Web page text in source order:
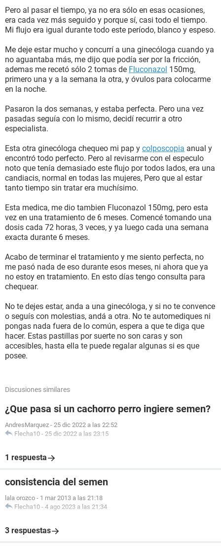
Pero al pasar el tiempo, ya no era sólo en esas ocasiones,
era cada vez más seguido y porque sí, casi todo el tiempo.
Mi flujo era igual durante todo este período, blanco y espeso.
Me deje estar mucho y concurrí a una ginecóloga cuando ya
no aguantaba más, me dijo que podía ser por la fricción,
ademas me recetó sólo 2 tomas de Fluconazol 150mg,
primero una y a la semana la otra, y óvulos para colocarme
en la noche.
Pasaron la dos semanas, y estaba perfecta. Pero una vez
pasadas seguía con lo mismo, decidí recurrir a otro
especialista.
Esta otra ginecóloga chequeo mi pap y colposcopia anual y
encontró todo perfecto. Pero al revisarme con el especulo
noto que tenía demasiado este flujo por todos lados, era una
candiacis, normal en todas las mujeres, Pero que al estar
tanto tiempo sin tratar era muchísimo.
Esta medica, me dio tambien Fluconazol 150mg, pero esta
vez en una tratamiento de 6 meses. Comencé tomando una
dosis cada 72 horas, 3 veces, y ya luego cada una semana
exacta durante 6 meses.
Acabo de terminar el tratamiento y me siento perfecta, no
me pasó nada de eso durante esos meses, ni ahora que ya
no estoy en tratamiento. En esto días tengo consulta para
chequear.
No te dejes estar, anda a una ginecóloga, y si no te convence
o seguís con molestias, andá a otra. No te automediques ni
pongas nada fuera de lo común, espera a que te diga que
hacer. Estas pastillas por suerte no son caras y son
accesibles, hasta ella te puede regalar algunas si es que
posee.
Discusiones similares
¿Que pasa si un cachorro perro ingiere semen?
AndresMarquez - 25 dic 2022 a las 22:52
Flecha10 - 25 dic 2022 a las 23:15
1 respuesta
consistencia del semen
lala orozco - 1 mar 2013 a las 21:18
Flecha10 - 4 ago 2023 a las 21:34
3 respuestas